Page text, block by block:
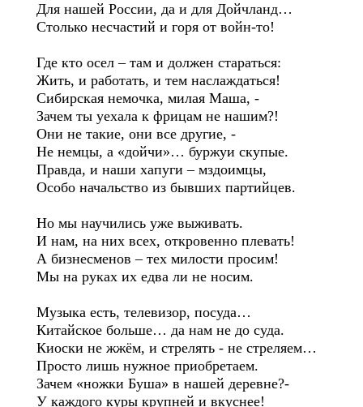
Для нашей России, да и для Дойчланд…
Столько несчастий и горя от войн-то!
Где кто осел – там и должен стараться:
Жить, и работать, и тем наслаждаться!
Сибирская немочка, милая Маша, -
Зачем ты уехала к фрицам не нашим?!
Они не такие, они все другие, -
Не немцы, а «дойчи»… буржуи скупые.
Правда, и наши хапуги – мздоимцы,
Особо начальство из бывших партийцев.
Но мы научились уже выживать.
И нам, на них всех, откровенно плевать!
А бизнесменов – тех милости просим!
Мы на руках их едва ли не носим.
Музыка есть, телевизор, посуда…
Китайское больше… да нам не до суда.
Киоски не жжём, и стрелять - не стреляем…
Просто лишь нужное приобретаем.
Зачем «ножки Буша» в нашей деревне?-
У каждого куры крупней и вкуснее!